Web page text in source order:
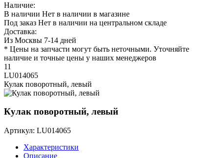
Наличие:
В наличии Нет в наличии в магазине
Под заказ Нет в наличии на центральном складе
Доставка:
Из Москвы 7-14 дней
* Цены на запчасти могут быть неточными. Уточняйте
наличие и точные цены у наших менеджеров
11
LU014065
Кулак поворотный, левый
Кулак поворотный, левый
Артикул: LU014065
Характеристики
Описание